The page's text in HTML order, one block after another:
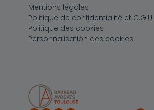
Pied de page
Mentions légales
Politique de confidentialité et C.G.U.
Politique des cookies
Personnalisation des cookies